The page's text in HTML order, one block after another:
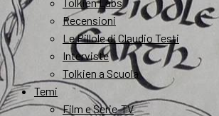
Recensioni
Le Pillole di Claudio Testi
Interviste
Tolkien a Scuola
Temi
Film e Serie-TV